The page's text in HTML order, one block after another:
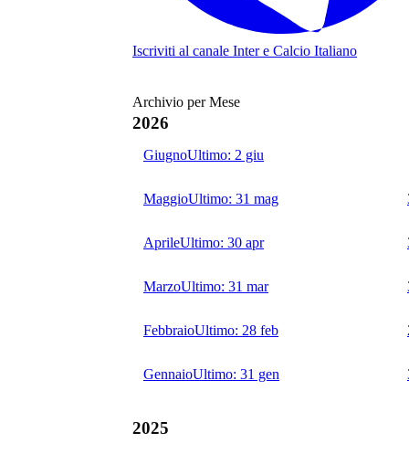
Iscriviti al canale Inter e Calcio Italiano
Archivio per Mese
2026
GiugnoUltimo: 2 giu
MaggioUltimo: 31 mag
AprileUltimo: 30 apr
MarzoUltimo: 31 mar
FebbraioUltimo: 28 feb
GennaioUltimo: 31 gen
2025